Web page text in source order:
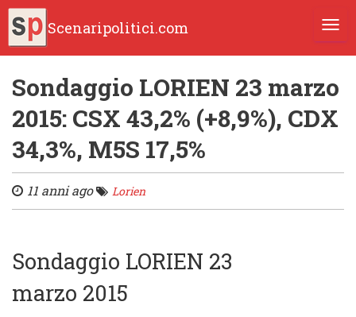
Scenaripolitici.com
Sondaggio LORIEN 23 marzo
2015: CSX 43,2% (+8,9%), CDX
34,3%, M5S 17,5%
11 anni ago Lorien
Sondaggio LORIEN 23
marzo 2015